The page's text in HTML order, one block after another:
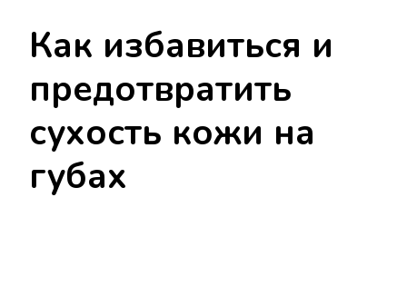
Как избавиться и
предотвратить
сухость кожи на
губах